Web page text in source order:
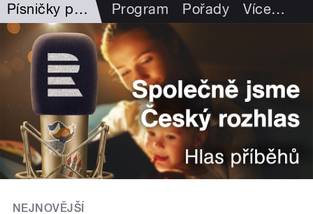
Písničky pro Vysočinu Program Pořady Více…
NEJNOVĚJŠÍ